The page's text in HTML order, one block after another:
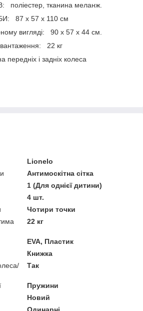
поліестер, тканина меланж.
87 x 57 x 110 см
вигляді: 90 x 57 x 44 см.
22 кг
і задніх колеса
Lionelo
Антимоскітна сітка
1 (Для однієї дитини)
4 шт.
Чотири точки
22 кг
EVA, Пластик
Книжка
Так
Пружини
Новий
Одинарні